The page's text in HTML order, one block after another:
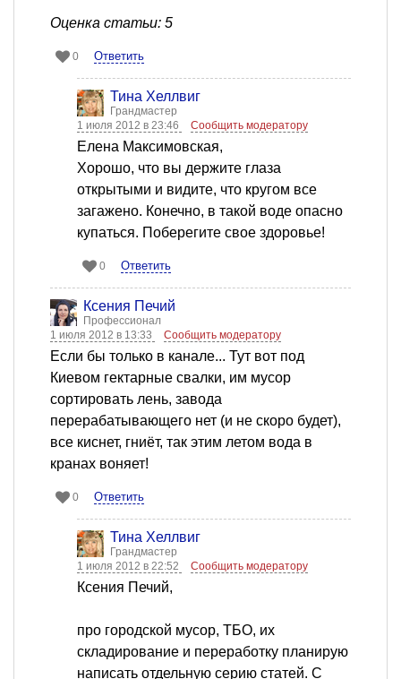
Оценка статьи: 5
0 Ответить
Тина Хеллвиг
Грандмастер
1 июля 2012 в 23:46
Сообщить модератору
Елена Максимовская,
Хорошо, что вы держите глаза
открытыми и видите, что кругом все
загажено. Конечно, в такой воде опасно
купаться. Поберегите свое здоровье!
0 Ответить
Ксения Печий
Профессионал
1 июля 2012 в 13:33
Сообщить модератору
Если бы только в канале... Тут вот под
Киевом гектарные свалки, им мусор
сортировать лень, завода
перерабатывающего нет (и не скоро будет),
все киснет, гниёт, так этим летом вода в
кранах воняет!
0 Ответить
Тина Хеллвиг
Грандмастер
1 июля 2012 в 22:52
Сообщить модератору
Ксения Печий,
про городской мусор, ТБО, их
складирование и переработку планирую
написать отдельную серию статей. С